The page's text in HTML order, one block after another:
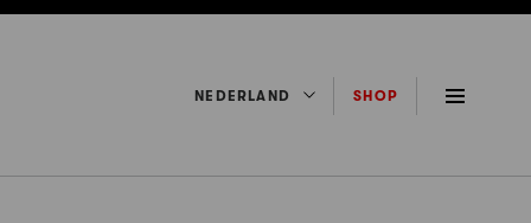
NEDERLAND SHOP